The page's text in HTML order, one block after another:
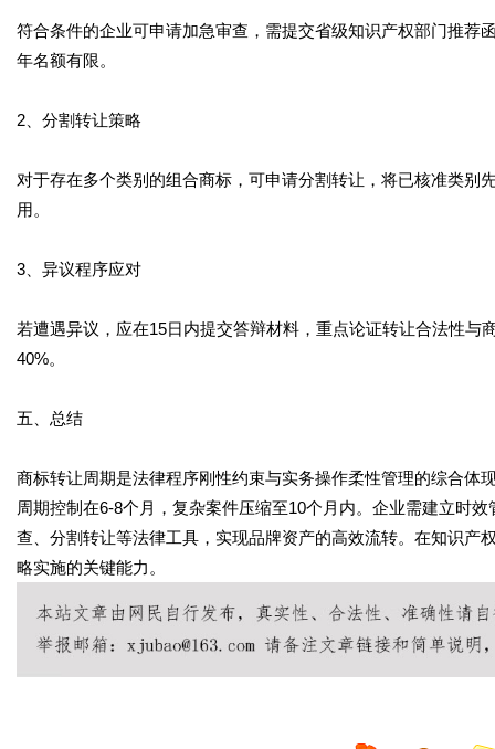
符合条件的企业可申请加急审查，需提交省级知识产权部门推荐
年名额有限。
2、分割转让策略
对于存在多个类别的组合商标，可申请分割转让，将已核准类
用。
3、异议程序应对
若遭遇异议，应在15日内提交答辩材料，重点论证转让合法性
40%。
五、总结
商标转让周期是法律程序刚性约束与实务操作柔性管理的综合体
周期控制在6-8个月，复杂案件压缩至10个月内。企业需建立时
查、分割转让等法律工具，实现品牌资产的高效流转。在知识产
略实施的关键能力。